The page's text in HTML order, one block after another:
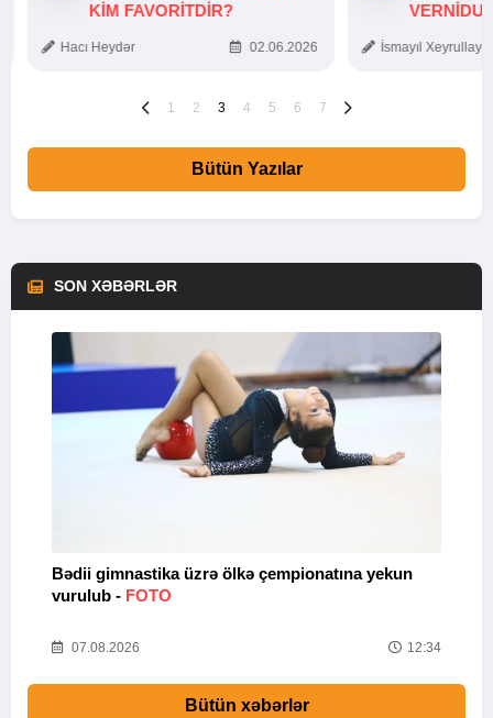
KIM FAVORITDIR?
Hacı Heydər 02.06.2026 İsmayıl
1 2 3 4 5 6 7
Bütün Yazılar
SON XƏBƏRLƏR
Bədii gimnastika üzrə ölkə çempionatına yekun
vurulub - FOTO
07.08.2026 12:34
Bütün xəbərlər